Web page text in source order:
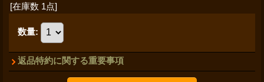
[在庫数 1点]
数量:
返品特約に関する重要事項